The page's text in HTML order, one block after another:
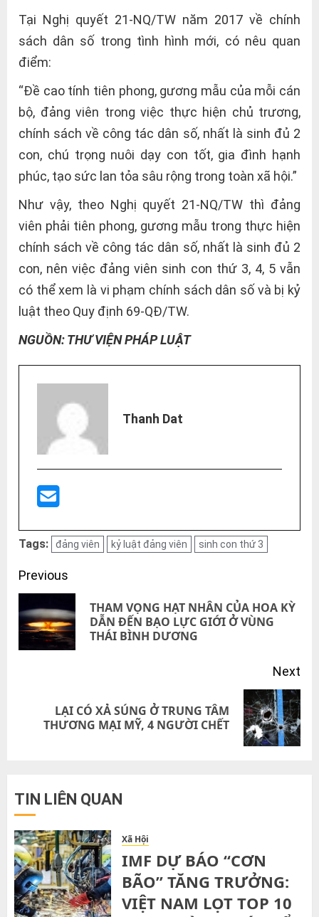
Tại Nghị quyết 21-NQ/TW năm 2017 về chính
sách dân số trong tình hình mới, có nêu quan
điểm:
“Đề cao tính tiên phong, gương mẫu của mỗi cán
bộ, đảng viên trong việc thực hiện chủ trương,
chính sách về công tác dân số, nhất là sinh đủ 2
con, chú trọng nuôi dạy con tốt, gia đình hạnh
phúc, tạo sức lan tỏa sâu rộng trong toàn xã hội.”
Như vậy, theo Nghị quyết 21-NQ/TW thì đảng
viên phải tiên phong, gương mẫu trong thực hiện
chính sách về công tác dân số, nhất là sinh đủ 2
con, nên việc đảng viên sinh con thứ 3, 4, 5 vẫn
có thể xem là vi phạm chính sách dân số và bị kỷ
luật theo Quy định 69-QĐ/TW.
NGUỒN: THƯ VIỆN PHÁP LUẬT
Thanh Dat
Tags: đảng viên kỷ luật đảng viên sinh con thứ 3
Post
navigation
Previous
THAM VỌNG HẠT NHÂN CỦA HOA KỲ
DẪN ĐẾN BẠO LỰC GIỚI Ở VÙNG
THÁI BÌNH DƯƠNG
Next
post:
LẠI CÓ XẢ SÚNG Ở TRUNG TÂM
THƯƠNG MẠI MỸ, 4 NGƯỜI CHẾT
TIN LIÊN QUAN
Xã Hội
IMF DỰ BÁO “CƠN
BÃO” TĂNG TRƯỞNG:
VIỆT NAM LỌT TOP 10